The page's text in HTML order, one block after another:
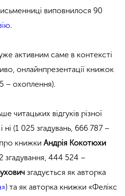
виповнилося 90
.
активним саме в контексті
онлайнпрезентації книжок
– охоплення).
читацьких відгуків різної
ні (1 025 згадувань, 666 787 –
книжки Андрія Кокотюхи
444 524 –
згадується як авторка
) та як авторка книжки «Фелікс